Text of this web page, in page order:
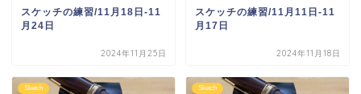
スケッチの練習/11月18日-11
月24日
2024年11月25日
スケッチの練習/11月11日-11
月17日
2024年11月18日
Sketch Sketch